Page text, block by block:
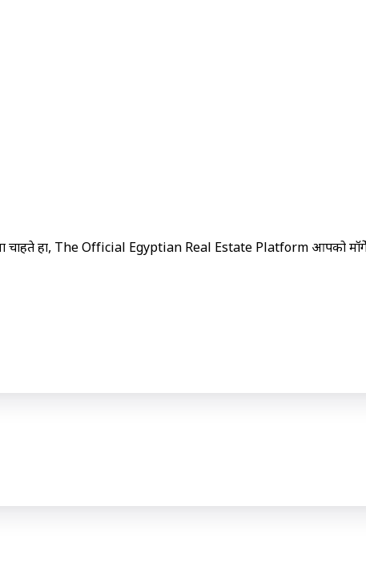
चाहते हों, The Official Egyptian Real Estate Platform आपको